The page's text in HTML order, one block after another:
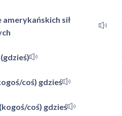
amerykańskich sił
coś) gdzieś
coś) gdzieś